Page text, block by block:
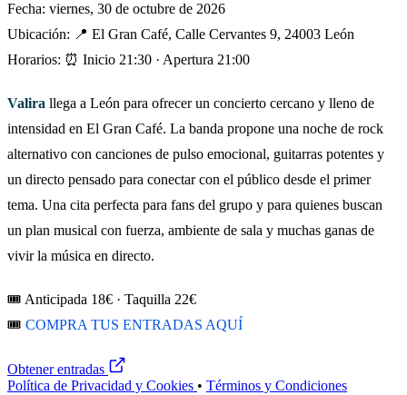
Fecha: viernes, 30 de octubre de 2026
Ubicación: 📍 El Gran Café, Calle Cervantes 9, 24003 León
Horarios: ⏰ Inicio 21:30 · Apertura 21:00
Valira llega a León para ofrecer un concierto cercano y lleno de
intensidad en El Gran Café. La banda propone una noche de rock
alternativo con canciones de pulso emocional, guitarras potentes y
un directo pensado para conectar con el público desde el primer
tema. Una cita perfecta para fans del grupo y para quienes buscan
un plan musical con fuerza, ambiente de sala y muchas ganas de
vivir la música en directo.
🎟️ Anticipada 18€ · Taquilla 22€
🎟️ COMPRA TUS ENTRADAS AQUÍ
Obtener entradas
Política de Privacidad y Cookies • Términos y Condiciones